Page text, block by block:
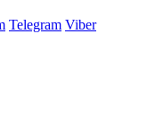
Telegram Viber